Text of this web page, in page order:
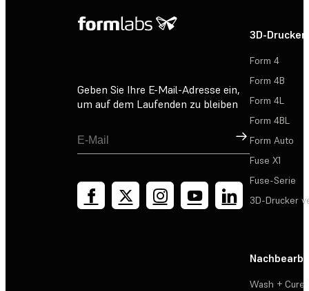
Geben Sie Ihre E-Mail-Adresse ein,
um auf dem Laufenden zu bleiben
Registrieren
3D-Drucker
Form 4
Form 4B
Form 4L
Form 4BL
Form Auto
Fuse X1
Fuse-Serie
3D-Drucker
Wash + Cure